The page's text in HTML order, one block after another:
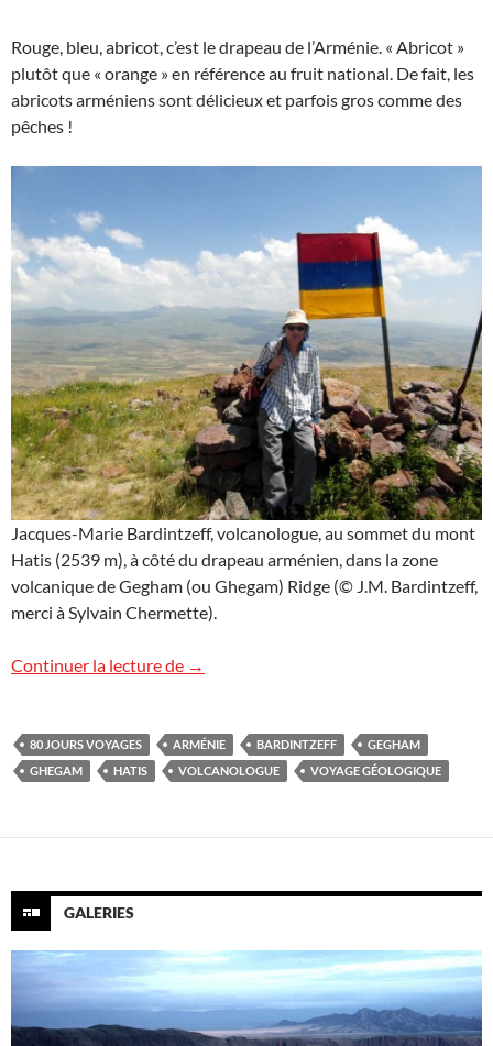
Rouge, bleu, abricot, c’est le drapeau de l’Arménie. « Abricot »
plutôt que « orange » en référence au fruit national. De fait, les
abricots arméniens sont délicieux et parfois gros comme des
pêches !
Jacques-Marie Bardintzeff, volcanologue, au sommet du mont
Hatis (2539 m), à côté du drapeau arménien, dans la zone
volcanique de Gegham (ou Ghegam) Ridge (© J.M. Bardintzeff,
merci à Sylvain Chermette).
Continuer la lecture de Rouge, bleu, abricot
→
80 JOURS VOYAGES ARMÉNIE BARDINTZEFF
GEGHAM
GHEGAM
HATIS VOLCANOLOGUE VOYAGE GÉOLOGIQUE
GALERIES